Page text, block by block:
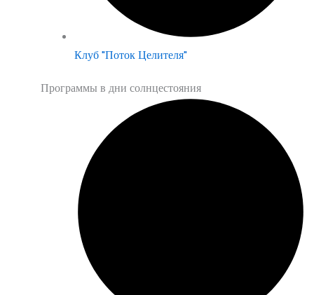
Клуб "Поток Целителя"
Программы в дни солнцестояния